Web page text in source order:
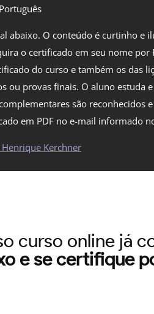
abaixo. O conteúdo é curtinho e
o certificado em seu nome por
do curso e também os das
ou provas finais. O aluno estuda
são reconhecidos
em PDF no e-mail informado
Kerchner
curso online já
e se certifique